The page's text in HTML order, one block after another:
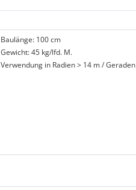
Baulänge: 100 cm
Gewicht: 45 kg/lfd. M.
Verwendung in Radien > 14 m / Geraden